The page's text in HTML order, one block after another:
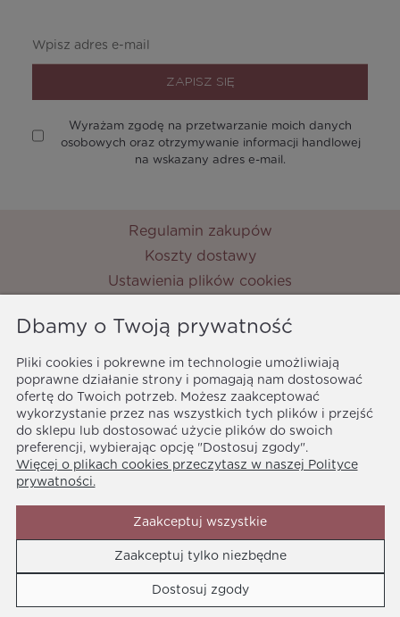
ZAPISZ SIĘ
Wyrażam zgodę na przetwarzanie moich danych
osobowych oraz otrzymywanie informacji handlowej
na wskazany adres e-mail.
Regulamin zakupów
Koszty dostawy
Ustawienia plików cookies
Metody płatności
Ochrona danych osobowych
Polityka prywatności
MyPrincess
ul. Nocznickiego 33
01-918 Warszawa
Media społecznościowe
Dbamy o Twoją prywatność
Pliki cookies i pokrewne im technologie umożliwiają
poprawne działanie strony i pomagają nam dostosować
ofertę do Twoich potrzeb. Możesz zaakceptować
wykorzystanie przez nas wszystkich tych plików i przejść
do sklepu lub dostosować użycie plików do swoich
preferencji, wybierając opcję "Dostosuj zgody".
Więcej o plikach cookies przeczytasz w naszej Polityce
prywatności.
Zaakceptuj tylko niezbędne
Dostosuj zgody
Zaakceptuj wszystkie